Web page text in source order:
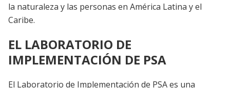
la naturaleza y las personas en América Latina y el
Caribe.
EL LABORATORIO DE
IMPLEMENTACIÓN DE PSA
El Laboratorio de Implementación de PSA es una